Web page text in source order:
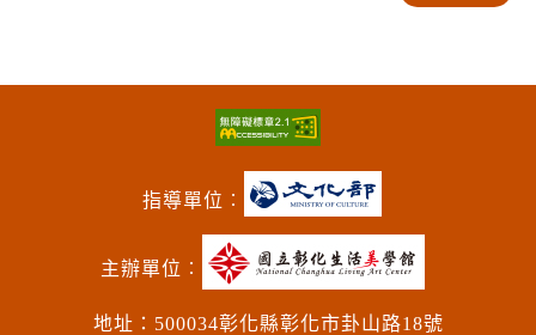
指導單位︰
主辦單位︰
地址：500034彰化縣彰化市卦山路18號